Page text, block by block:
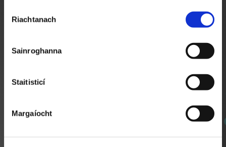
Toilithe
Riachtanach
Sainroghanna
Staitisticí
Margaíocht
Clár 1